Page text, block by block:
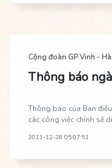
Cộng đoàn GP Vinh -
Thông báo
Thông báo của Ban
các công việc chính sẽ
2011-12-28 05:07:51